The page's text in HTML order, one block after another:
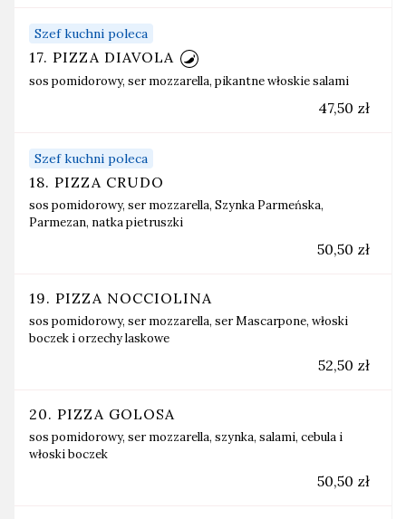
Szef kuchni poleca
17. PIZZA DIAVOLA
sos pomidorowy, ser mozzarella, pikantne włoskie salami
47,50 zł
Szef kuchni poleca
18. PIZZA CRUDO
sos pomidorowy, ser mozzarella, Szynka Parmeńska,
Parmezan, natka pietruszki
50,50 zł
19. PIZZA NOCCIOLINA
sos pomidorowy, ser mozzarella, ser Mascarpone, włoski
boczek i orzechy laskowe
52,50 zł
20. PIZZA GOLOSA
sos pomidorowy, ser mozzarella, szynka, salami, cebula i
włoski boczek
50,50 zł